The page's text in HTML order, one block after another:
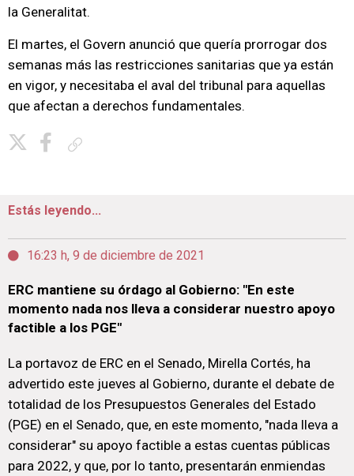
la Generalitat.
El martes, el Govern anunció que quería prorrogar dos
semanas más las restricciones sanitarias que ya están
en vigor, y necesitaba el aval del tribunal para aquellas
que afectan a derechos fundamentales.
Estás leyendo...
16:23 h, 9 de diciembre de 2021
ERC mantiene su órdago al Gobierno: "En este
momento nada nos lleva a considerar nuestro apoyo
factible a los PGE"
La portavoz de ERC en el Senado, Mirella Cortés, ha
advertido este jueves al Gobierno, durante el debate de
totalidad de los Presupuestos Generales del Estado
(PGE) en el Senado, que, en este momento, "nada lleva a
considerar" su apoyo factible a estas cuentas públicas
para 2022, y que, por lo tanto, presentarán enmiendas